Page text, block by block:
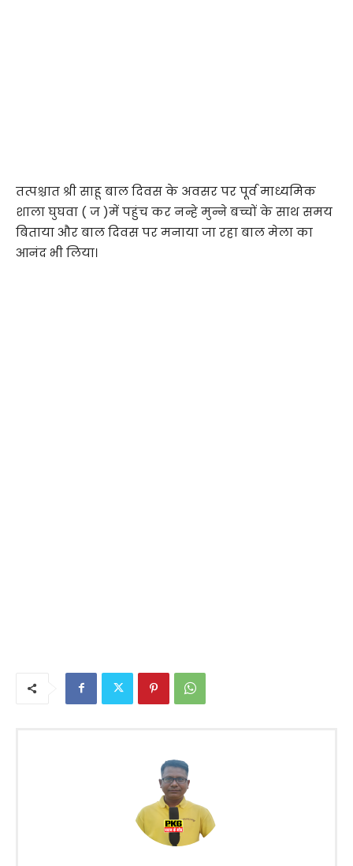
तत्पश्चात श्री साहू बाल दिवस के अवसर पर पूर्व माध्यमिक
शाला घुघवा ( ज )में पहुंच कर नन्हे मुन्ने बच्चों के साथ समय
बिताया और बाल दिवस पर मनाया जा रहा बाल मेला का
आनंद भी लिया।